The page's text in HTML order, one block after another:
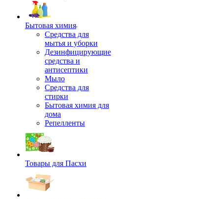
Бытовая химия
Средства для
мытья и уборки
Дезинфицирующие
средства и
антисептики
Мыло
Средства для
стирки
Бытовая химия для
дома
Репелленты
Товары для Пасхи